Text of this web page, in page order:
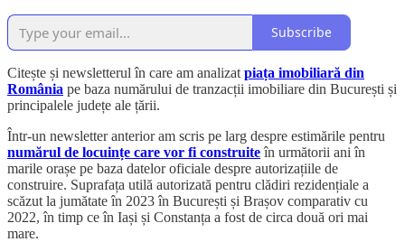
Subscribe
Citește și newsletterul în care am analizat piața imobiliară din
România pe baza numărului de tranzacții imobiliare din București și
principalele județe ale țării.
Într-un newsletter anterior am scris pe larg despre estimările pentru
numărul de locuințe care vor fi construiteîn următorii ani în
marile orașe pe baza datelor oficiale despre autorizațiile de
construire. Suprafața utilă autorizată pentru clădiri rezidențiale a
scăzut la jumătate în 2023 în București și Brașov comparativ cu
2022, în timp ce în Iași și Constanța a fost de circa două ori mai
mare.